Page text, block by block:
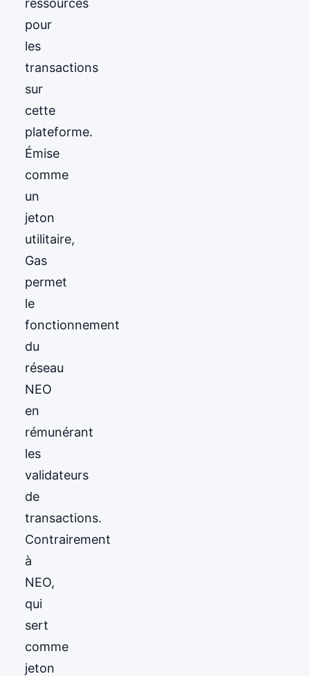
pour
les
transactions
sur
cette
plateforme.
Émise
comme
un
jeton
utilitaire,
Gas
permet
le
fonctionnement
du
réseau
NEO
en
rémunérant
les
validateurs
de
transactions.
Contrairement
à
NEO,
qui
sert
comme
jeton